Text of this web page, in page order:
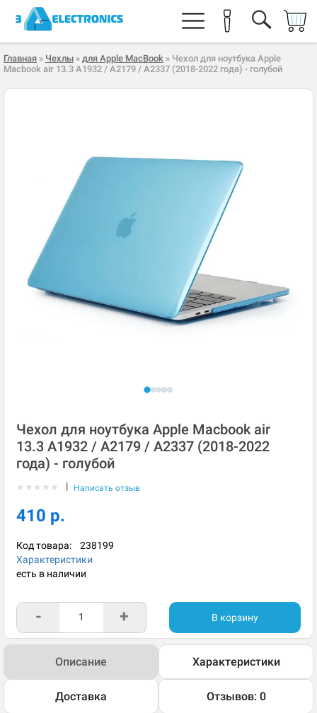
Главная » Чехлы » для Apple MacBook » Чехол для ноутбука Apple
Macbook air 13.3 A1932 / A2179 / A2337 (2018-2022 года) - голубой
Чехол для ноутбука Apple Macbook air
13.3 A1932 / A2179 / A2337 (2018-2022
года) - голубой
★ ★ ★ ★ ★ | Написать отзыв
410 р.
Код товара: 238199
Характеристики
есть в наличии
- + В корзину
Описание Характеристики
Доставка Отзывов: 0